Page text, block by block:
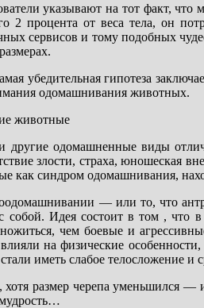
указывают на тот факт,
2 процента от веса тела, он
сервисов и тому подобных
убедительная гипотеза
одомашнивания животных.
животные
другие одомашненные виды
злости, страха, юношеская
как синдром одомашнивания,
— или то, что
собой. Идея состоит в том , что
чем боевые и
на физические
иметь слабое телосложение и
хотя размер черепа уменьшился —